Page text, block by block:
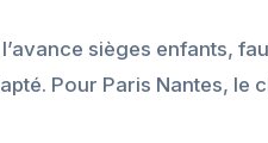
sièges enfants,
Pour Paris Nantes, le